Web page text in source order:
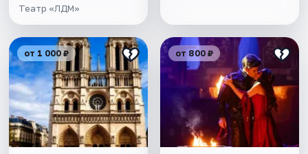
Театр «ЛДМ»
от 1 000 ₽ от 800 ₽